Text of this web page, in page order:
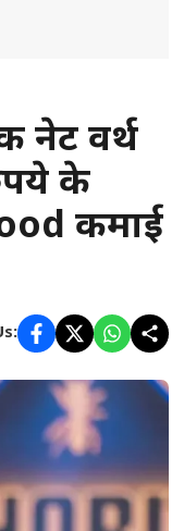
नेट वर्थ
के
कमाई